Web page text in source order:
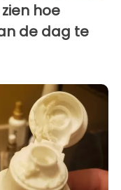
hoe
de dag te